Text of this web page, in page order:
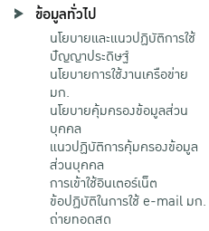
ข้อมูลทั่วไป
นโยบายและแนวปฏิบัติการใช้
ปัญญาประดิษฐ์
นโยบายการใช้งานเครือข่าย
มก.
นโยบายคุ้มครองข้อมูลส่วน
บุคคล
แนวปฏิบัติการคุ้มครองข้อมูล
ส่วนบุคคล
การเข้าใช้อินเตอร์เน็ต
ข้อปฏิบัติในการใช้ e-mail มก.
ถ่ายทอดสด